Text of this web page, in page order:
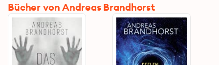
Bücher von Andreas Brandhorst